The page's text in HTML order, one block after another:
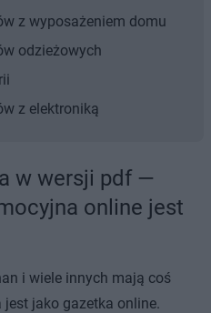
z wyposażeniem domu
odzieżowych
z elektroniką
w wersji pdf —
online jest
i wiele innych mają coś
jako gazetka online.